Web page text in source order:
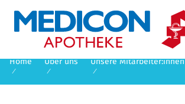

DE EN
Home Über uns Unsere Mitarbeiter:innen